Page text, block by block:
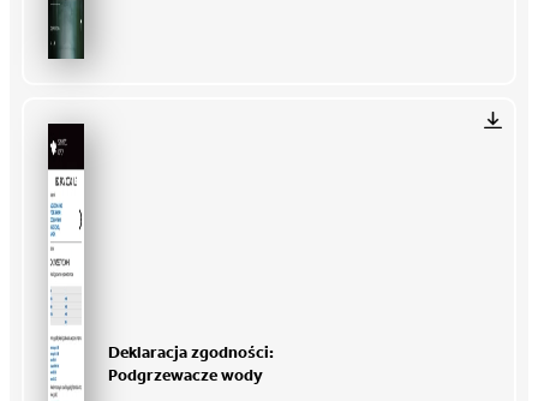
Deklaracja zgodności:
Podgrzewacze wody